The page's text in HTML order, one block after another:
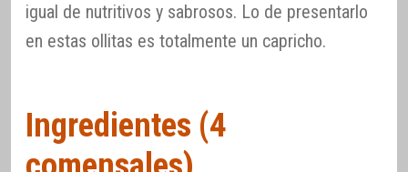
igual de nutritivos y sabrosos. Lo de presentarlo
en estas ollitas es totalmente un capricho.
Ingredientes (4